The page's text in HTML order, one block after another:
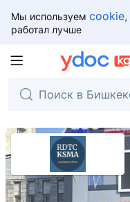
Мы используем cookie,
работал лучше